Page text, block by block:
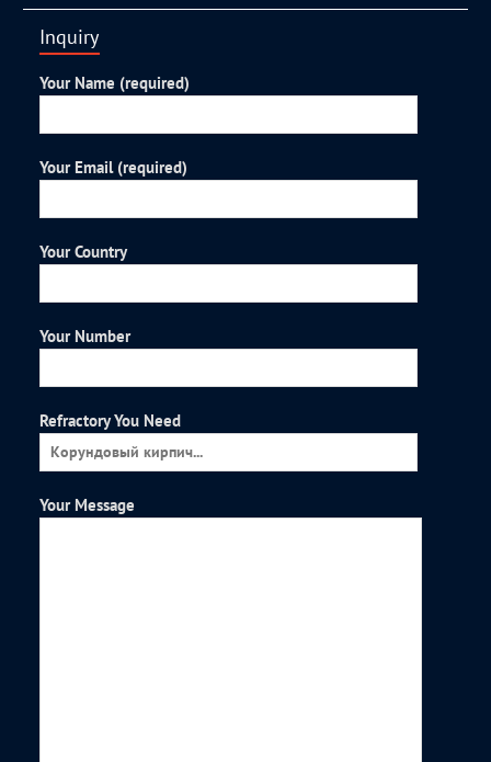
Inquiry
Your Name (required)
Your Email (required)
Your Country
Your Number
Refractory You Need
Your Message